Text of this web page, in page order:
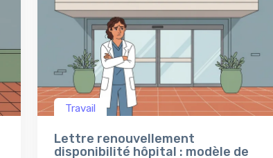
Travail
Lettre renouvellement
disponibilité hôpital : modèle de